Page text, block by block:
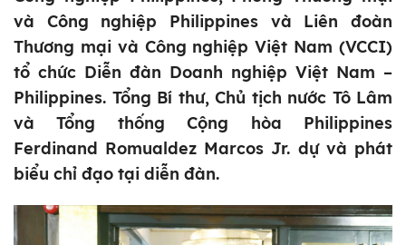
và Công nghiệp Philippines và Liên đoàn
Thương mại và Công nghiệp Việt Nam (VCCI)
tổ chức Diễn đàn Doanh nghiệp Việt Nam –
Philippines. Tổng Bí thư, Chủ tịch nước Tô Lâm
và Tổng thống Cộng hòa Philippines
Ferdinand Romualdez Marcos Jr. dự và phát
biểu chỉ đạo tại diễn đàn.